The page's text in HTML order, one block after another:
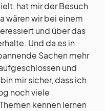
hat mir der Besuch
wären wir bei einem
und über das
Und da es in
Sachen mehr
und
mir sicher, dass ich
noch viele
kennen lernen